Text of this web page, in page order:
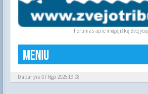
Forumas apie mėgėjišką žvejybą
Meniu
Dabar yra 07 Rgp 2026 19:08